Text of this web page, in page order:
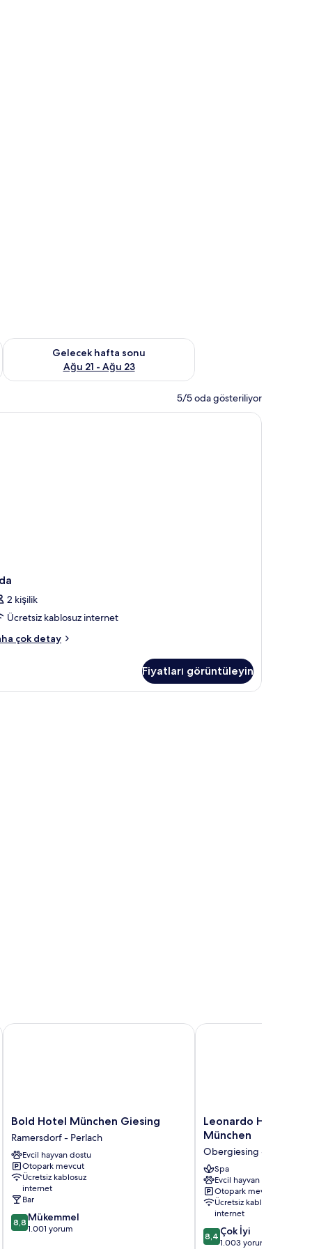
14 - Ağu 16
Gelecek hafta sonu
Ağu 21 - Ağu 23
Önümüzdeki hafta sonu için müsaitliği kontrol et Ağu 21 -
5/5 oda gösteriliyor
2 kişilik
Ücretsiz kablosuz internet
çok detay
Fiyatları görüntüleyin
Bold
Hotel
München
Giesing
Ramersdorf
-
Perlach
Bold Hotel München Giesing
Ramersdorf - Perlach
Evcil hayvan dostu
Otopark mevcut
Ücretsiz kablosuz
internet
Bar
10
üzerinden
8,8 Mükemmel
1.001 yorum
Bold Hotel München Giesing
Leonardo
Hotel
Residenz
München
Obergiesing
-
Fasangarten
Leonardo Hotel &
München
Obergiesing -
Spa
Evcil hayvan dostu
Otopark mevcut
Ücretsiz kablosuz
internet
10
üzerinden
8,4 Çok İyi
1.003 yorum
Leonardo Hotel &